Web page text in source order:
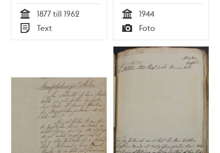
Tid
1877 till 1962
Typ
Text Tid
1944
Typ
Foto